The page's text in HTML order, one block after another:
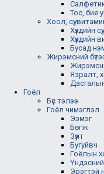
Тос, бие
Хоол, сүү,
Хүүхдийн
Хүүхдийн
Бусад
Жирэмсний
Язралт,
Гоёл
Бүс тэлээ
Гоёл чимэглэл
Ээмэг
Бөгж
Зүүлт
Бугуйвч
Гоёлын
Үндэсний
Эрэгтэй